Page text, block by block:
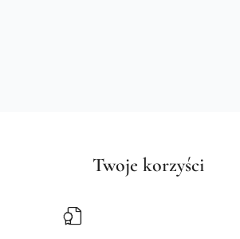
Twoje korzyści